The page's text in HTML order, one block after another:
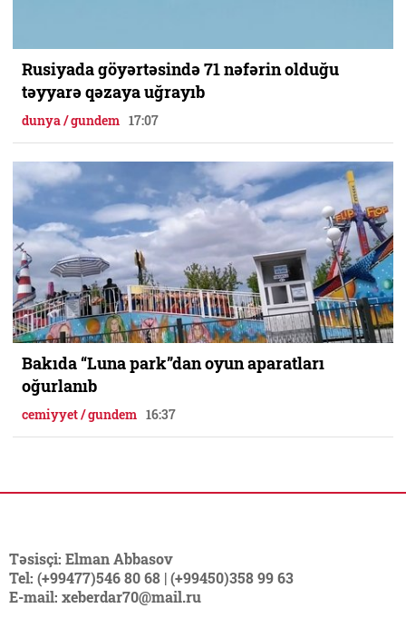
Rusiyada göyərtəsində 71 nəfərin olduğu
təyyarə qəzaya uğrayıb
dunya / gundem 17:07
Bakıda “Luna park”dan oyun aparatları
oğurlanıb
cemiyyet / gundem 16:37
Təsisçi: Elman Abbasov
Tel: (+99477)546 80 68 | (+99450)358 99 63
E-mail: xeberdar70@mail.ru